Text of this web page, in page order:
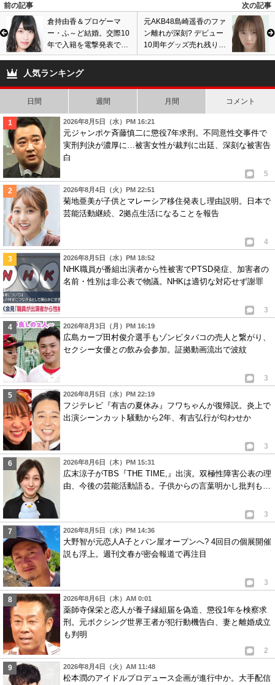
前の記事
次の記事
倉持由香＆プロゲーマ
ー・ふ～ど結婚。交際10
年で入籍を電撃発表で嫉
妬の声。ツーショット画
像あり
元AKB48島崎遥香のファ
ン離れが深刻? デビュー
10周年グッズ売れ残り販
売延期、焼肉IWAバイト
人気ランキング
日間 週間 月間 コメント
2026年8月5日（水）PM 16:21
元ジャンポケ斉藤慎二に懲役7年求刑。不同意性交事件で
実刑判決が濃厚に…被害女性が裁判に出廷、深刻な被害告
白
5
2026年8月4日（火）PM 22:51
菊地亜美が子供とマレーシア移住発表し理由説明。日本で
芸能活動継続、2拠点生活になることを報告
4
2026年8月5日（水）PM 18:52
NHK職員が番組出演者から性被害でPTSD発症、加害者の
名前・性別は非公表で物議。NHKは適切な対応せず謝罪
3
2026年8月3日（月）PM 16:19
広島カープ田村俊介選手もゾンビタバコの売人と繋がり、
セクシー女優との飲み会参加。証拠動画流出で波紋
3
2026年8月5日（水）PM 22:19
フジテレビ『有吉の夏休み』フワちゃんが復帰説。炎上で
出演シーンカット騒動から2年、有吉弘行が匂わせか
3
2026年8月6日（木）PM 15:31
広末涼子がTBS『THE TIME,』出演。双極性障害公表の理
由、今後の芸能活動語る。子供からの言葉明かし批判も…
3
2026年8月5日（水）PM 14:36
大野智が元恋人A子とパン屋オープンへ? 4回目の個展開催
説も浮上。週刊文春が密会報道で再注目
3
2026年8月6日（木）AM 0:01
薬師寺保栄と恋人が養子縁組届を偽造、懲役1年を検察求
刑。元ボクシング世界王者が犯行動機告白、妻と離婚成立
も判明
2
2026年8月4日（火）AM 11:48
松本潤のアイドルプロデュース企画が進行中か。大手配信